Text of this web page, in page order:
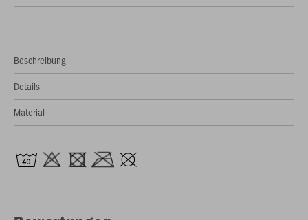
Beschreibung
Details
Material